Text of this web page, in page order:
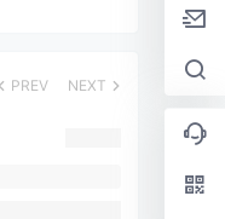
PREV NEXT